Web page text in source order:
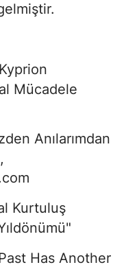
Mücadele
Anılarımdan
Kurtuluş
Has Another